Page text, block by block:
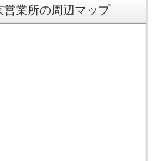
営業所の周辺マップ